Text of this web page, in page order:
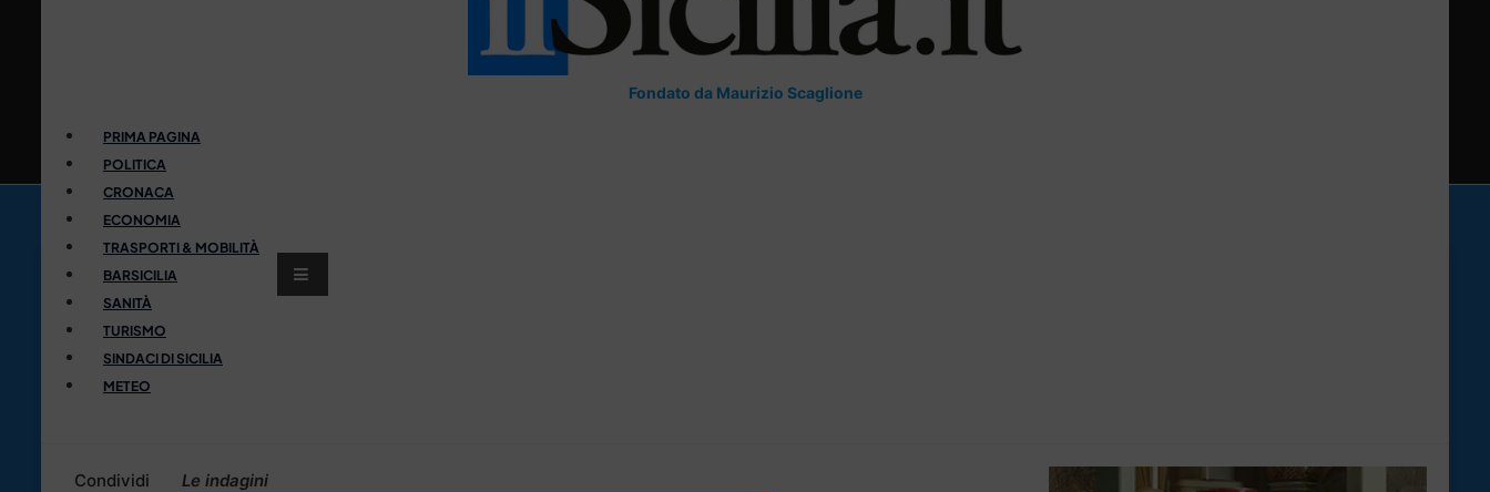
Fondato da Maurizio Scaglione
PRIMA PAGINA
POLITICA
CRONACA
ECONOMIA
TRASPORTI & MOBILITÀ
BARSICILIA
SANITÀ
TURISMO
SINDACI DI SICILIA
METEO
Condividi Le indagini